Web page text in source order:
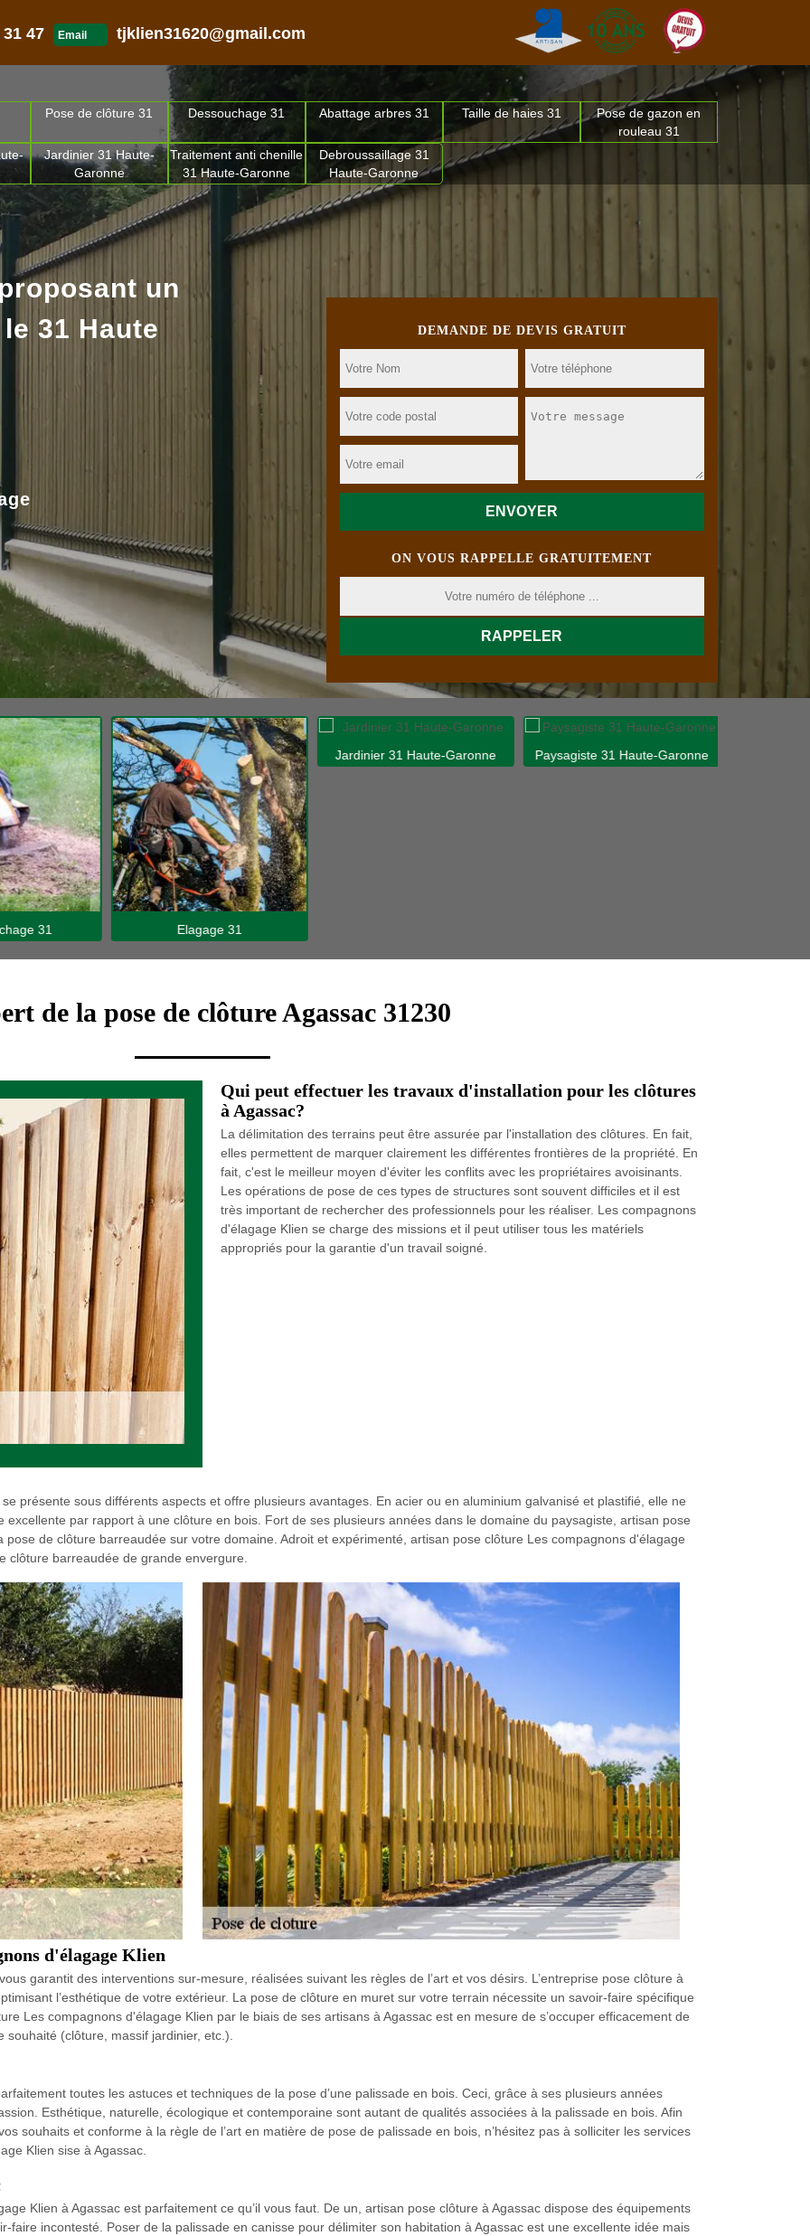
47 Email tjklien31620@gmail.com
Pose de clôture 31 Dessouchage 31 Abattage arbres 31 Taille de haies 31
Pose de gazon en
rouleau 31
Jardinier 31 Haute-
Garonne
Traitement anti chenille
31 Haute-Garonne
Debroussaillage 31
Haute-Garonne
DEMANDE DE DEVIS GRATUIT
ON VOUS RAPPELLE GRATUITEMENT
un
31 Haute
31 Elagage 31
Jardinier 31 Haute-Garonne Paysagiste 31 Haute-Garonne
de la pose de clôture Agassac 31230
Qui peut effectuer les travaux d'installation pour les clôtures
à Agassac?
La délimitation des terrains peut être assurée par l'installation des clôtures. En fait,
elles permettent de marquer clairement les différentes frontières de la propriété. En
fait, c'est le meilleur moyen d'éviter les conflits avec les propriétaires avoisinants.
Les opérations de pose de ces types de structures sont souvent difficiles et il est
très important de rechercher des professionnels pour les réaliser. Les compagnons
d'élagage Klien se charge des missions et il peut utiliser tous les matériels
appropriés pour la garantie d'un travail soigné.
présente sous différents aspects et offre plusieurs avantages. En acier ou en aluminium galvanisé et plastifié, elle ne
par rapport à une clôture en bois. Fort de ses plusieurs années dans le domaine du paysagiste, artisan pose
de clôture barreaudée sur votre domaine. Adroit et expérimenté, artisan pose clôture Les compagnons d'élagage
clôture barreaudée de grande envergure.
d'élagage Klien
garantit des interventions sur-mesure, réalisées suivant les règles de l’art et vos désirs. L’entreprise pose clôture à
l’esthétique de votre extérieur. La pose de clôture en muret sur votre terrain nécessite un savoir-faire spécifique
Les compagnons d'élagage Klien par le biais de ses artisans à Agassac est en mesure de s’occuper efficacement de
souhaité (clôture, massif jardinier, etc.).
toutes les astuces et techniques de la pose d’une palissade en bois. Ceci, grâce à ses plusieurs années
Esthétique, naturelle, écologique et contemporaine sont autant de qualités associées à la palissade en bois. Afin
souhaits et conforme à la règle de l’art en matière de pose de palissade en bois, n’hésitez pas à solliciter les services
Klien sise à Agassac.
Klien à Agassac est parfaitement ce qu’il vous faut. De un, artisan pose clôture à Agassac dispose des équipements
faire incontesté. Poser de la palissade en canisse pour délimiter son habitation à Agassac est une excellente idée mais